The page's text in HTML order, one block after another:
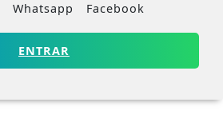
Whatsapp Facebook
ENTRAR